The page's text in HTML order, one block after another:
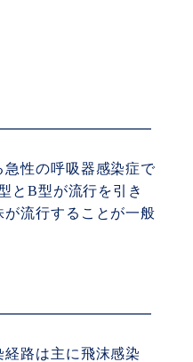
性の呼吸器感染症で
とB型が流行を引き
流行することが一般
路は主に飛沫感染